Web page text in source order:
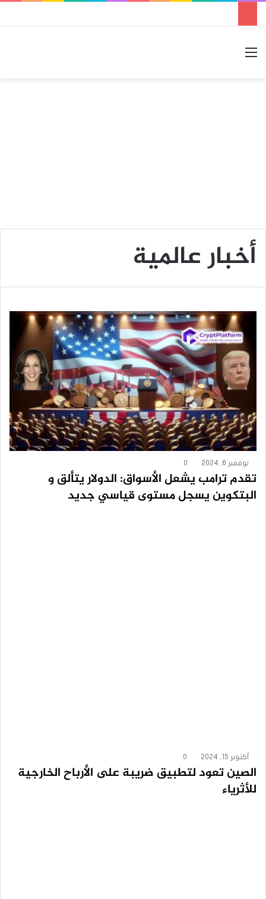
أخبار عالمية
نوفمبر 6, 2024 0
تقدم ترامب يشعل الأسواق: الدولار يتألق و
البتكوين يسجل مستوى قياسي جديد
أكتوبر 15, 2024 0
الصين تعود لتطبيق ضريبة على الأرباح الخارجية
للأثرياء